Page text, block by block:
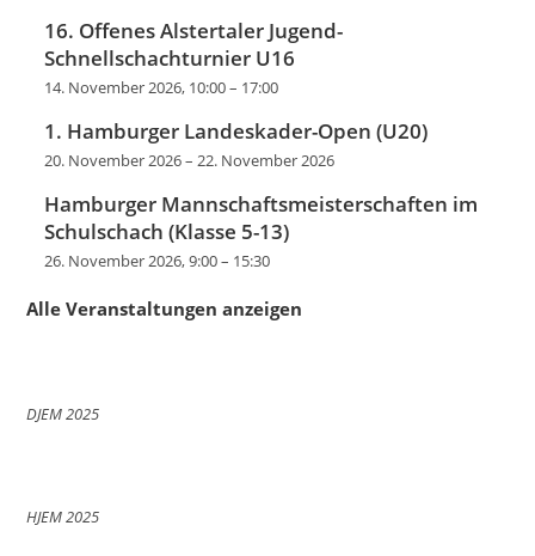
16. Offenes Alstertaler Jugend-
Schnellschachturnier U16
14. November 2026, 10:00– 17:00
1. Hamburger Landeskader-Open (U20)
20. November 2026–22. November 2026
Hamburger Mannschaftsmeisterschaften im
Schulschach (Klasse 5-13)
26. November 2026, 9:00– 15:30
Alle Veranstaltungen anzeigen
DJEM 2025
HJEM 2025